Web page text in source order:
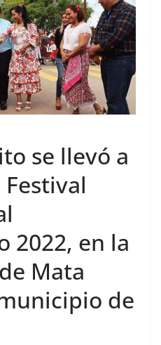
se llevó a
Festival
2022, en la
Mata
de